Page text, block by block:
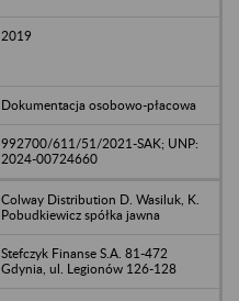
2019
Dokumentacja osobowo-płacowa
992700/611/51/2021-SAK; UNP:
2024-00724660
Colway Distribution D. Wasiluk, K.
Pobudkiewicz spółka jawna
Stefczyk Finanse S.A. 81-472
Gdynia, ul. Legionów 126-128